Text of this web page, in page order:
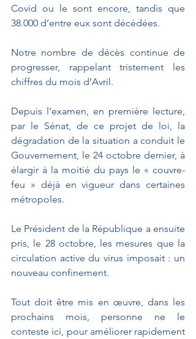
Covid ou le sont encore, tandis que
38.000 d’entre eux sont décédées.
Notre nombre de décès continue de
progresser, rappelant tristement les
chiffres du mois d’Avril.
Depuis l’examen, en première lecture,
par le Sénat, de ce projet de loi, la
dégradation de la situation a conduit le
Gouvernement, le 24 octobre dernier, à
élargir à la moitié du pays le « couvre-
feu » déjà en vigueur dans certaines
métropoles.
Le Président de la République a ensuite
pris, le 28 octobre, les mesures que la
circulation active du virus imposait : un
nouveau confinement.
Tout doit être mis en œuvre, dans les
prochains mois, personne ne le
conteste ici, pour améliorer rapidement